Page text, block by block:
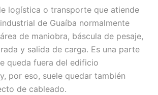
logística o transporte que atiende
de Guaíba normalmente
de maniobra, báscula de pesaje,
y salida de carga. Es una parte
queda fuera del edificio
por eso, suele quedar también
de cableado.